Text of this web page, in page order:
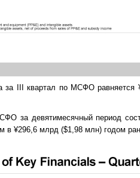
за III квартал по МСФО
за девятимесячный период
в ¥296,6 млрд ($1,98 млн) годом